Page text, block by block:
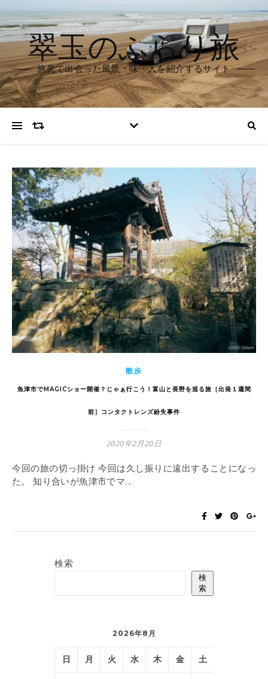
翠玉のふらり旅
旅先で出会った風景・味・人を紹介するサイト
散歩
魚津市でMAGICショー開催？じゃぁ行こう！富山と長野を巡る旅［出発１週間
前］コンタクトレンズ紛失事件
2020年2月20日
今回の旅の切っ掛け 今回は久し振りに遠出することになっ
た。 知り合いが魚津市でマ…
検索
検
索
2026年8月
日 月 火 水 木 金 土